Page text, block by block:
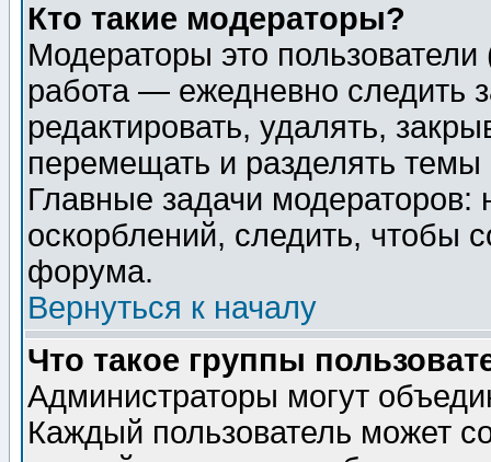
Кто такие модераторы?
Модераторы это
работа — ежедневно следить
редактировать, удалять,
перемещать и разделять
Главные задачи
оскорблений, следить, чтобы
форума.
Вернуться к началу
Что такое группы
Администраторы могут
Каждый пользователь может